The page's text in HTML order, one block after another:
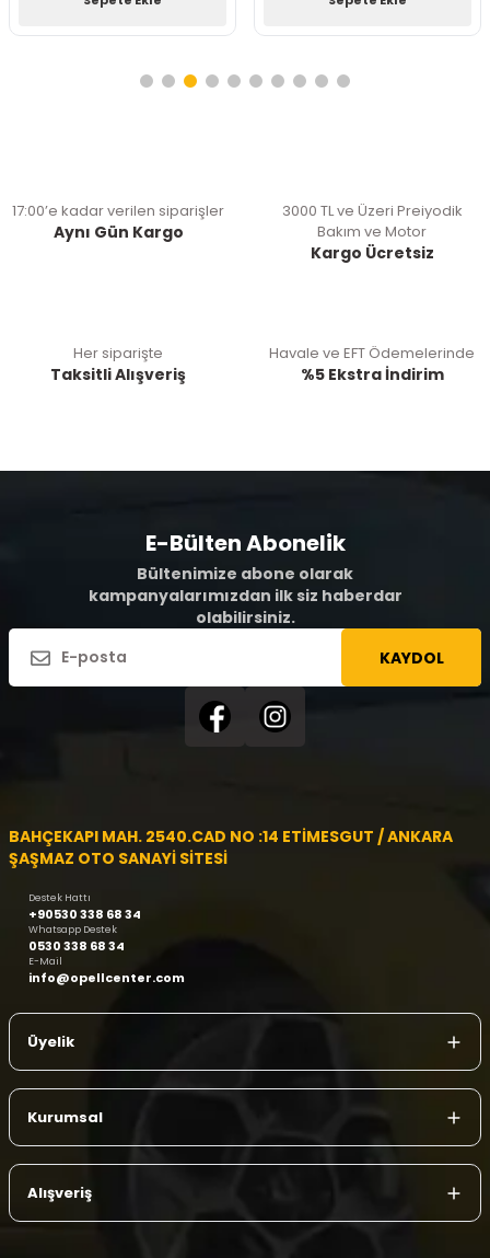
17:00’e kadar verilen siparişler
Aynı Gün Kargo
3000 TL ve Üzeri Preiyodik
Bakım ve Motor
Kargo Ücretsiz
Her siparişte
Taksitli Alışveriş
Havale ve EFT Ödemelerinde
%5 Ekstra İndirim
E-Bülten Abonelik
Bültenimize abone olarak
kampanyalarımızdan ilk siz haberdar
olabilirsiniz.
KAYDOL
BAHÇEKAPI MAH. 2540.CAD NO :14 ETİMESGUT / ANKARA
ŞAŞMAZ OTO SANAYİ SİTESİ
Destek Hattı
+90530 338 68 34
Whatsapp Destek
0530 338 68 34
E-Mail
info@opellcenter.com
Üyelik
Kurumsal
Alışveriş